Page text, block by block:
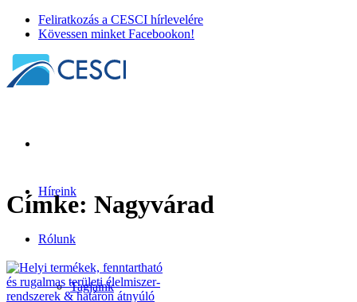
Feliratkozás a CESCI hírlevelére
Kövessen minket Facebookon!
Híreink
Rólunk
Tagjaink
Címke: Nagyvárad